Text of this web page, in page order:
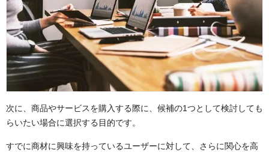
次に、商品やサービスを購入する際に、候補の1つとして検討しても
らいたい場合に選択する目的です。
すでに商材に興味を持っているユーザーに対して、さらに関心を高